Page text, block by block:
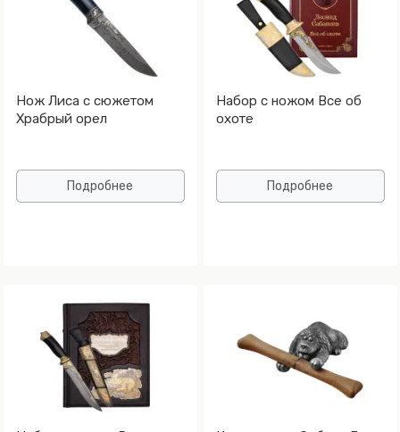
Нож Лиса с сюжетом
Храбрый орел
Подробнее
Набор с ножом Все об
охоте
Подробнее